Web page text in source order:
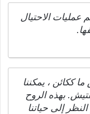
عمليات الاحتيال
ككائن ، يمكننا
بهذه الروح
إلى حياتنا